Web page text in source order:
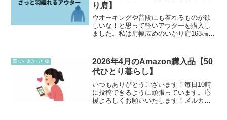
り肩】
ウオーキングや普段にも着れるものが欲
しいな！と思って軽いアウターを購入し
ました。私は肩幅広めのいかり肩163㎝約
かり肩なので、痩せても骨がゴツゴツし
ているので華奢には...
買ってよかった物
2026年4月のAmazon購入品【50
代ひとり暮らし】
いつもありがとうございます！毎日10時
に投稿できるように頑張っています。応
援よろしくお願いいたします！メルカー